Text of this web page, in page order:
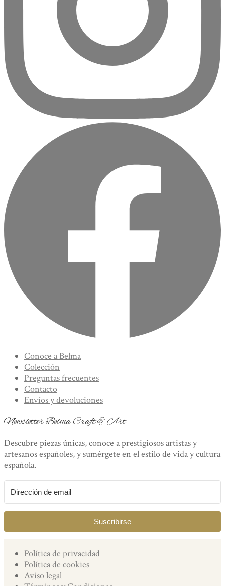
Conoce a Belma
Colección
Preguntas frecuentes
Contacto
Envíos y devoluciones
Newsletter Belma Craft & Art
Descubre piezas únicas, conoce a prestigiosos artistas y
artesanos españoles, y sumérgete en el estilo de vida y cultura
española.
Suscribirse
Política de privacidad
Política de cookies
Aviso legal